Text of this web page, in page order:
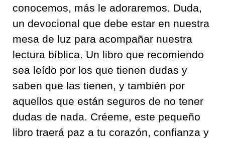
conocemos, más le adoraremos. Duda,
un devocional que debe estar en nuestra
mesa de luz para acompañar nuestra
lectura bíblica. Un libro que recomiendo
sea leído por los que tienen dudas y
saben que las tienen, y también por
aquellos que están seguros de no tener
dudas de nada. Créeme, este pequeño
libro traerá paz a tu corazón, confianza y